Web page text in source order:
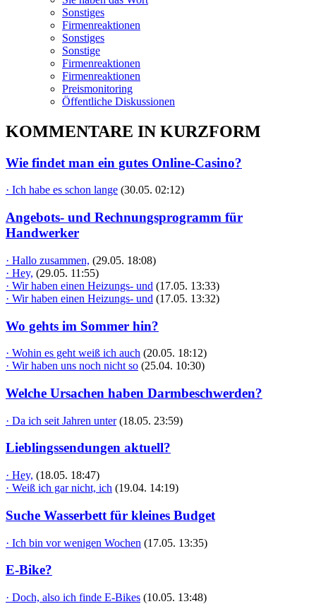
Sonstiges
Firmenreaktionen
Sonstiges
Sonstige
Firmenreaktionen
Firmenreaktionen
Preismonitoring
Öffentliche Diskussionen
KOMMENTARE IN KURZFORM
Wie findet man ein gutes Online-Casino?
· Ich habe es schon lange (30.05. 02:12)
Angebots- und Rechnungsprogramm für
Handwerker
· Hallo zusammen, (29.05. 18:08)
· Hey, (29.05. 11:55)
· Wir haben einen Heizungs- und (17.05. 13:33)
· Wir haben einen Heizungs- und (17.05. 13:32)
Wo gehts im Sommer hin?
· Wohin es geht weiß ich auch (20.05. 18:12)
· Wir haben uns noch nicht so (25.04. 10:30)
Welche Ursachen haben Darmbeschwerden?
· Da ich seit Jahren unter (18.05. 23:59)
Lieblingssendungen aktuell?
· Hey, (18.05. 18:47)
· Weiß ich gar nicht, ich (19.04. 14:19)
Suche Wasserbett für kleines Budget
· Ich bin vor wenigen Wochen (17.05. 13:35)
E-Bike?
· Doch, also ich finde E-Bikes (10.05. 13:48)